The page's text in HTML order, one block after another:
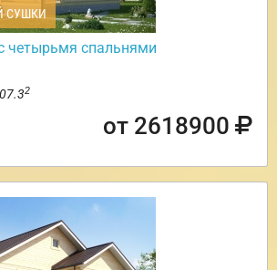
СУШКИ
четырьмя спальнями
2
от 2618900